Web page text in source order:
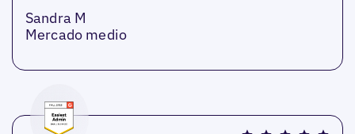
Sandra M
Mercado medio